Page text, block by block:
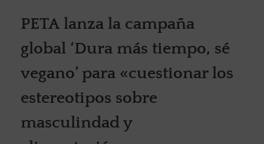
PETA lanza la campaña
global ‘Dura más tiempo, sé
vegano’ para «cuestionar los
estereotipos sobre
masculindad y